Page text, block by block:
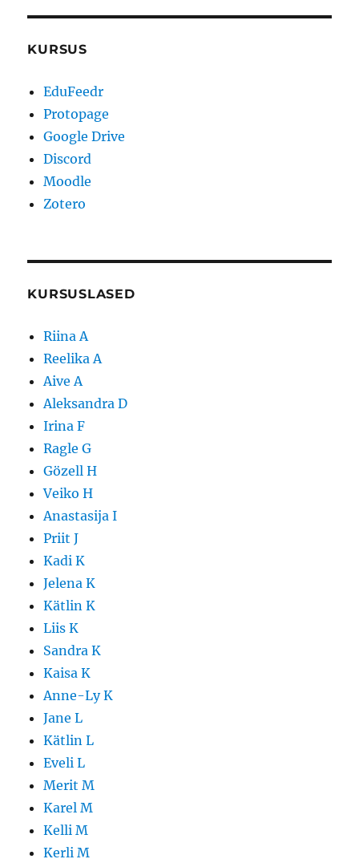
KURSUS
EduFeedr
Protopage
Google Drive
Discord
Moodle
Zotero
KURSUSLASED
Riina A
Reelika A
Aive A
Aleksandra D
Irina F
Ragle G
Gözell H
Veiko H
Anastasija I
Priit J
Kadi K
Jelena K
Kätlin K
Liis K
Sandra K
Kaisa K
Anne-Ly K
Jane L
Kätlin L
Eveli L
Merit M
Karel M
Kelli M
Kerli M